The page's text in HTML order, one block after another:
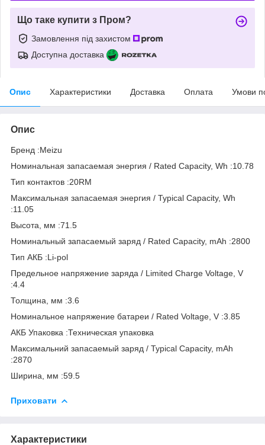
Що таке купити з Пром?
Замовлення під захистом
Доступна доставка
Опис Характеристики Доставка Оплата Умови
Опис
Бренд :Meizu
Номинальная запасаемая энергия / Rated Capacity, Wh :10.78
Тип контактов :20RM
Максимальная запасаемая энергия / Typical Capacity, Wh
:11.05
Высота, мм :71.5
Номинальный запасаемый заряд / Rated Capacity, mAh :2800
Тип АКБ :Li-pol
Предельное напряжение заряда / Limited Charge Voltage, V
:4.4
Толщина, мм :3.6
Номинальное напряжение батареи / Rated Voltage, V :3.85
АКБ Упаковка :Техническая упаковка
Максимальний запасаемый заряд / Typical Capacity, mAh
:2870
Ширина, мм :59.5
Приховати
Характеристики